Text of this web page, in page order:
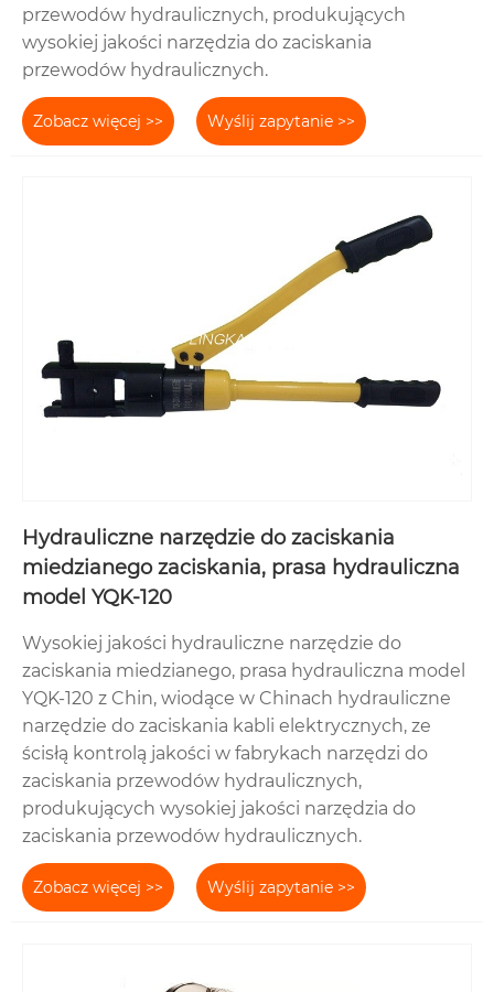
przewodów hydraulicznych, produkujących
wysokiej jakości narzędzia do zaciskania
przewodów hydraulicznych.
Zobacz więcej >> Wyślij zapytanie >>
Hydrauliczne narzędzie do zaciskania
miedzianego zaciskania, prasa hydrauliczna
model YQK-120
Wysokiej jakości hydrauliczne narzędzie do
zaciskania miedzianego, prasa hydrauliczna model
YQK-120 z Chin, wiodące w Chinach hydrauliczne
narzędzie do zaciskania kabli elektrycznych, ze
ścisłą kontrolą jakości w fabrykach narzędzi do
zaciskania przewodów hydraulicznych,
produkujących wysokiej jakości narzędzia do
zaciskania przewodów hydraulicznych.
Zobacz więcej >> Wyślij zapytanie >>